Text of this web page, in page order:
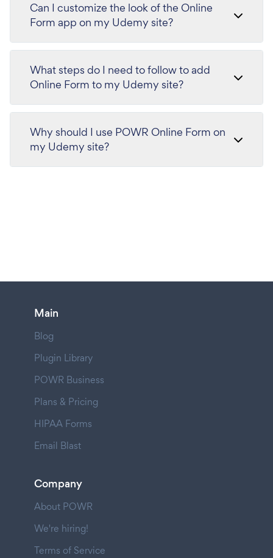
Can I customize the look of the Online
Form app on my Udemy site?
What steps do I need to follow to add
Online Form to my Udemy site?
Why should I use POWR Online Form on
my Udemy site?
Main
Blog
Plugin Library
POWR Business
Plans & Pricing
HIPAA Forms
Email Blast
Company
About POWR
We're hiring!
Terms of Service